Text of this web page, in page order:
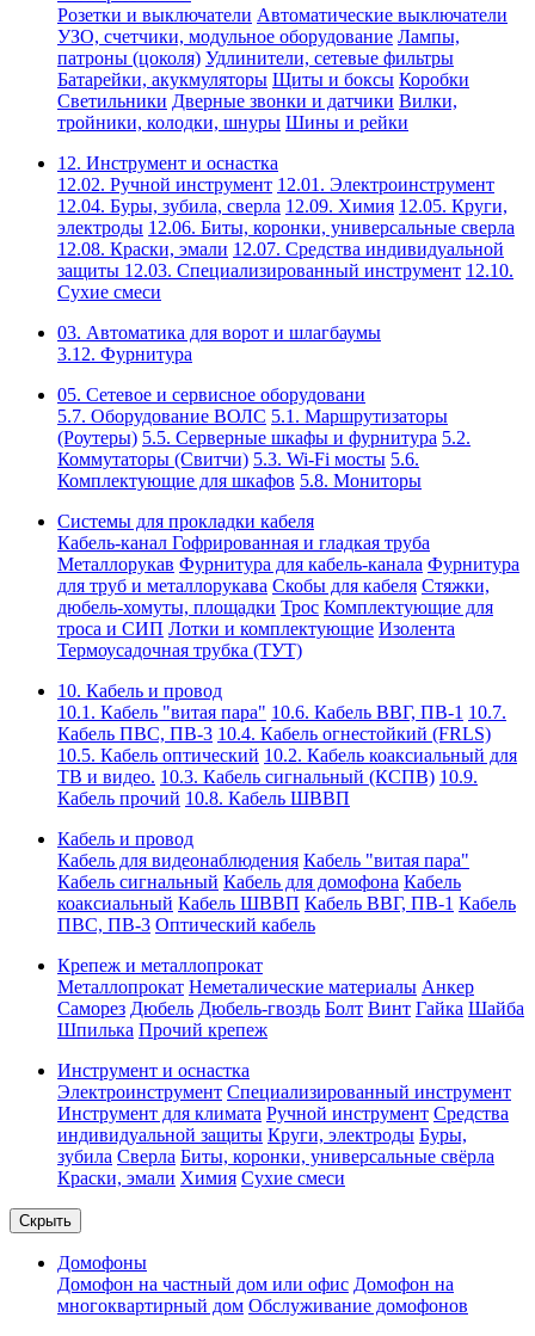
Розетки и выключатели Автоматические выключатели
УЗО, счетчики, модульное оборудование Лампы,
патроны (цоколя) Удлинители, сетевые фильтры
Батарейки, акукмуляторы Щиты и боксы Коробки
Светильники Дверные звонки и датчики Вилки,
тройники, колодки, шнуры Шины и рейки
12. Инструмент и оснастка
12.02. Ручной инструмент 12.01. Электроинструмент
12.04. Буры, зубила, сверла 12.09. Химия 12.05. Круги,
электроды 12.06. Биты, коронки, универсальные сверла
12.08. Краски, эмали 12.07. Средства индивидуальной
защиты 12.03. Специализированный инструмент 12.10.
Сухие смеси
03. Автоматика для ворот и шлагбаумы
3.12. Фурнитура
05. Сетевое и сервисное оборудовани
5.7. Оборудование ВОЛС 5.1. Маршрутизаторы
(Роутеры) 5.5. Серверные шкафы и фурнитура 5.2.
Коммутаторы (Свитчи) 5.3. Wi-Fi мосты 5.6.
Комплектующие для шкафов 5.8. Мониторы
Системы для прокладки кабеля
Кабель-канал Гофрированная и гладкая труба
Металлорукав Фурнитура для кабель-канала Фурнитура
для труб и металлорукава Скобы для кабеля Стяжки,
дюбель-хомуты, площадки Трос Комплектующие для
троса и СИП Лотки и комплектующие Изолента
Термоусадочная трубка (ТУТ)
10. Кабель и провод
10.1. Кабель "витая пара" 10.6. Кабель ВВГ, ПВ-1 10.7.
Кабель ПВС, ПВ-3 10.4. Кабель огнестойкий (FRLS)
10.5. Кабель оптический 10.2. Кабель коаксиальный для
ТВ и видео. 10.3. Кабель сигнальный (КСПВ) 10.9.
Кабель прочий 10.8. Кабель ШВВП
Кабель и провод
Кабель для видеонаблюдения Кабель "витая пара"
Кабель сигнальный Кабель для домофона Кабель
коаксиальный Кабель ШВВП Кабель ВВГ, ПВ-1 Кабель
ПВС, ПВ-3 Оптический кабель
Крепеж и металлопрокат
Металлопрокат Неметалические материалы Анкер
Саморез Дюбель Дюбель-гвоздь Болт Винт Гайка Шайба
Шпилька Прочий крепеж
Инструмент и оснастка
Электроинструмент Специализированный инструмент
Инструмент для климата Ручной инструмент Средства
индивидуальной защиты Круги, электроды Буры,
зубила Сверла Биты, коронки, универсальные свёрла
Краски, эмали Химия Сухие смеси
Скрыть
Домофоны
Домофон на частный дом или офис Домофон на
многоквартирный дом Обслуживание домофонов